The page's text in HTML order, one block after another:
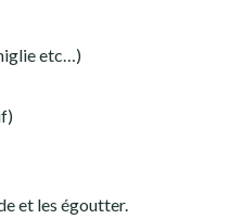
etc…)
et les égoutter.